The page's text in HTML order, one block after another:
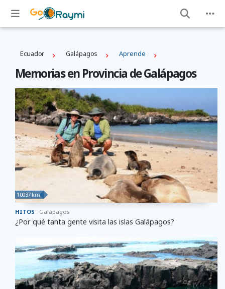
Ecuador Galápagos Aprende
Memorias en Provincia de Galápagos
10037 km
HITOS Galápagos
¿Por qué tanta gente visita las islas Galápagos?